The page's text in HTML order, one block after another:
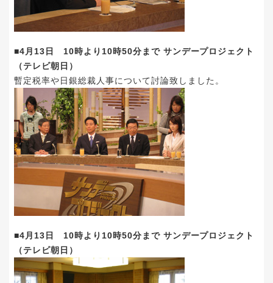
■4月13日 10時より10時50分まで サンデープロジェクト
（テレビ朝日）
暫定税率や日銀総裁人事について討論致しました。
■4月13日 10時より10時50分まで サンデープロジェクト
（テレビ朝日）